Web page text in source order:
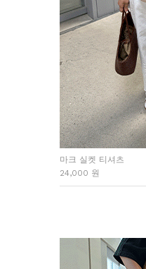
마크 실켓 티셔츠
24,000 원